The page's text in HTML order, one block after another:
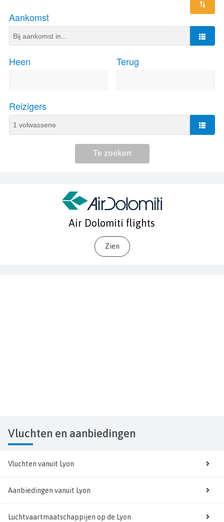
Air Dolomiti flights
Zien
Vluchten en aanbiedingen
Vluchten vanuit Lyon
Aanbiedingen vanuit Lyon
Luchtvaartmaatschappijen op de Lyon